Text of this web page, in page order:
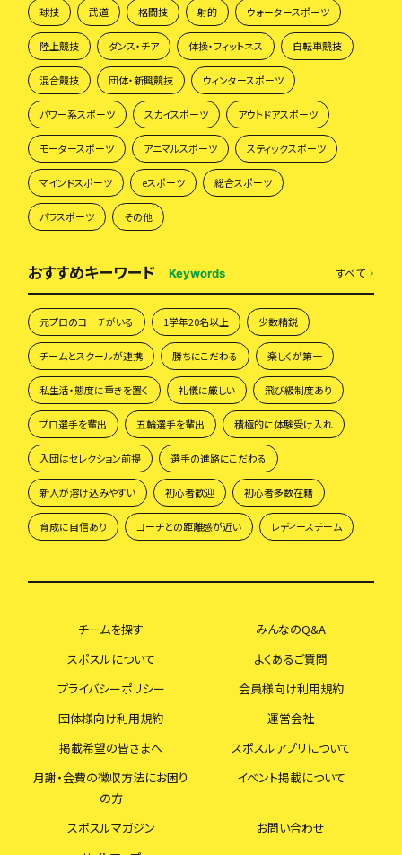
球技 武道 格闘技 射的 ウォータースポーツ
陸上競技 ダンス・チア 体操・フィットネス 自転車競技
混合競技 団体・新興競技 ウィンタースポーツ
パワー系スポーツ スカイスポーツ アウトドアスポーツ
モータースポーツ アニマルスポーツ スティックスポーツ
マインドスポーツ eスポーツ 総合スポーツ
パラスポーツ その他
おすすめキーワード Keywords すべて
元プロのコーチがいる 1学年20名以上 少数精鋭
チームとスクールが連携 勝ちにこだわる 楽しくが第一
私生活・態度に重きを置く 礼儀に厳しい 飛び級制度あり
プロ選手を輩出 五輪選手を輩出 積極的に体験受け入れ
入団はセレクション前提 選手の進路にこだわる
新人が溶け込みやすい 初心者歓迎 初心者多数在籍
育成に自信あり コーチとの距離感が近い レディースチーム
チームを探す
みんなのQ&A
スポスルについて
よくあるご質問
プライバシーポリシー
会員様向け利用規約
団体様向け利用規約
運営会社
掲載希望の皆さまへ
スポスルアプリについて
月謝・会費の徴収方法にお困り
の方
イベント掲載について
スポスルマガジン
お問い合わせ